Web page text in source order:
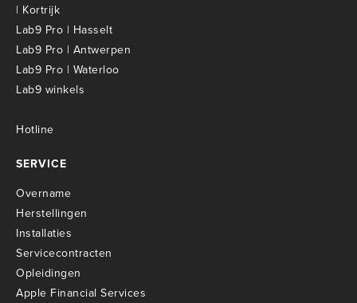
| Kortrijk
Lab9 Pro | Hasselt
Lab9 Pro | Antwerpen
Lab9 Pro | Waterloo
Lab9 winkels
Hotline
SERVICE
Overname
Herstellingen
Installaties
Servicecontracten
Opleidingen
Apple Financial Services